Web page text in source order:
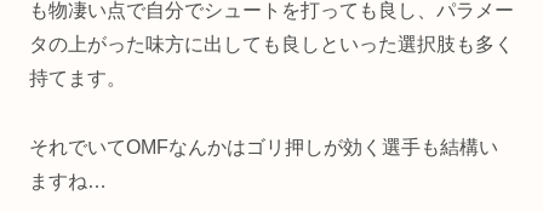
も物凄い点で自分でシュートを打っても良し、パラメー
タの上がった味方に出しても良しといった選択肢も多く
持てます。
それでいてOMFなんかはゴリ押しが効く選手も結構い
ますね…